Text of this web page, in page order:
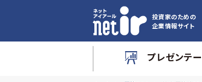
投資家のための
企業情報サイト
プレゼンテ